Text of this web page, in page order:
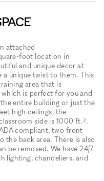
attached
foot location in
and unique decor at
a unique twist to them. This
area that is
is perfect for you and
entire building or just the
high ceilings, the
side is 1000 ft.².
compliant, two front
the back area. There is also
be removed. We have 24/7
lighting, chandeliers, and